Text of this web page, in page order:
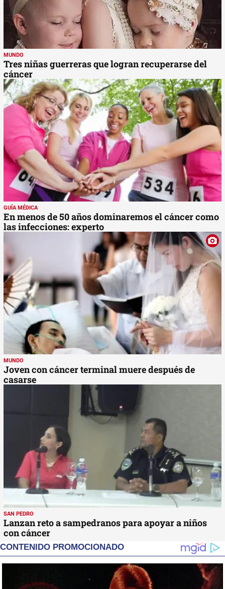
MUNDO
Tres niñas guerreras que logran recuperarse del
cáncer
GUÍA MÉDICA
En menos de 50 años dominaremos el cáncer como
las infecciones: experto
MUNDO
Joven con cáncer terminal muere después de
casarse
SAN PEDRO
Lanzan reto a sampedranos para apoyar a niños
con cáncer
CONTENIDO PROMOCIONADO